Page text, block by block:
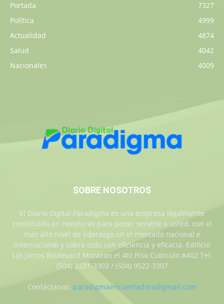
Portada
7327
Política
4999
Actualidad
4874
Salud
4042
Nacionales
4009
SOBRE NOSOTROS
El Diario Digital Paradigma es una empresa legalmente
constituida en Honduras para poder servirle a usted, con el
más alto nivel de liderazgo en el mercado nacional e
internacional y sobre todo con eficiencia y eficacia. Edificio
Los Jarros Boulevard Morazan el 4to Piso Cubiculo #402 Tel:
(504) 2231-3303 / (504) 9522-3307
Contáctanos: paradigmaencuestadora@gmail.com